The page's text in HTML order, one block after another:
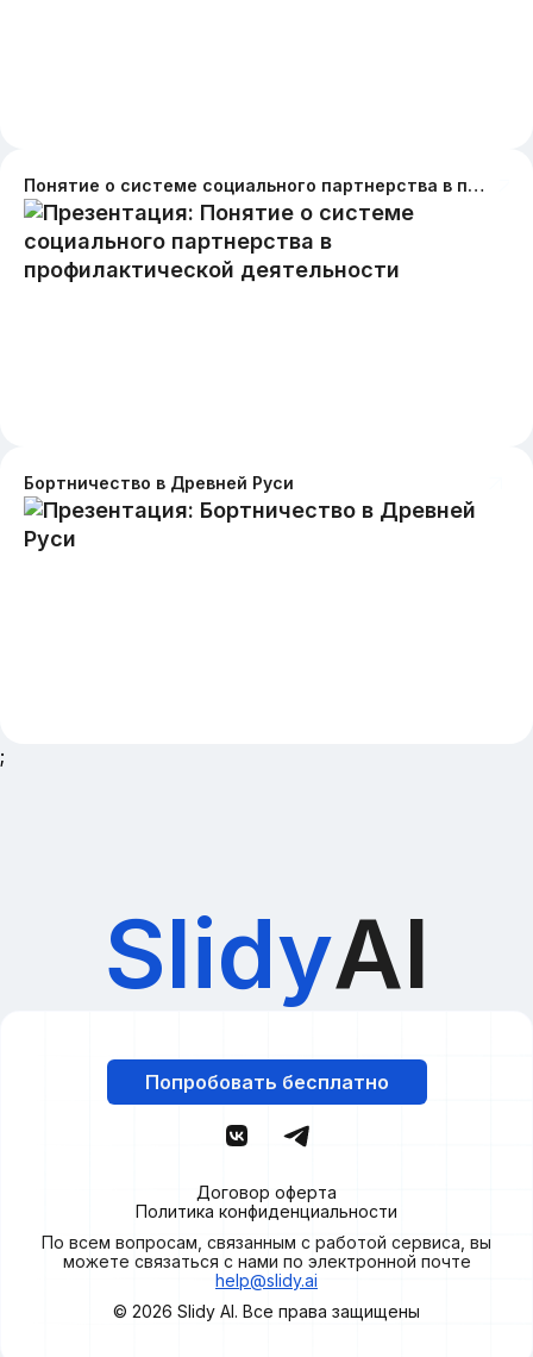
Понятие о системе социального партнерства в профилактической деятельности
Бортничество в Древней Руси
;
SlidyAI
Попробовать бесплатно
Договор оферта
Политика конфиденциальности
По всем вопросам, связанным с работой сервиса, вы
можете связаться с нами по электронной почте
help@slidy.ai
© 2026 Slidy AI. Все права защищены